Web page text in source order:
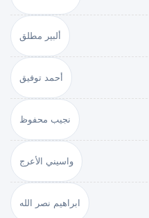
ألبير مطلق
أحمد توفيق
نجيب محفوظ
واسيني الأعرج
ابراهيم نصر الله